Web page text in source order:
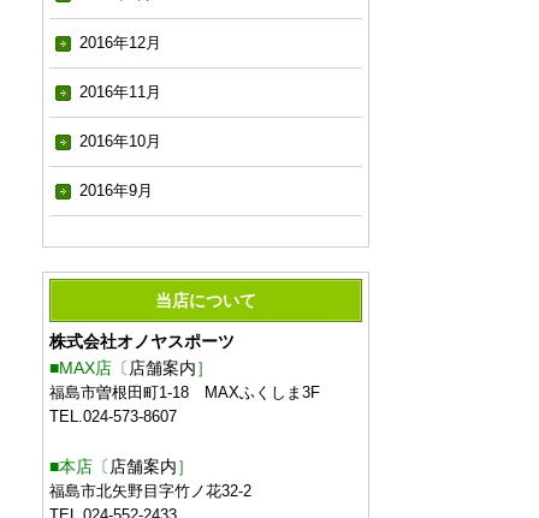
2016年12月
2016年11月
2016年10月
2016年9月
当店について
株式会社オノヤスポーツ
■MAX店〔 店舗案内］
福島市曽根田町1-18 MAXふくしま3F
TEL.024-573-8607
■本店〔 店舗案内］
福島市北矢野目字竹ノ花32-2